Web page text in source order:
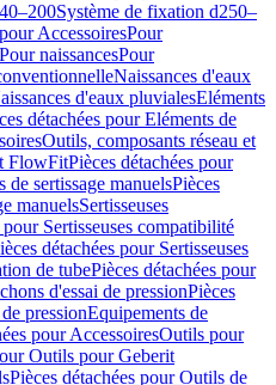
Système de fixation d250–
AccessoiresPour
naissancesPour
Naissances d'eaux
d'eaux pluvialesEléments
détachées pour Eléments de
Outils, composants réseau et
FlowFitPièces détachées pour
de sertissage manuelsPièces
manuelsSertisseuses
pour Sertisseuses compatibilité
détachées pour Sertisseuses
de tubePièces détachées pour
d'essai de pressionPièces
pressionEquipements de
pour AccessoiresOutils pour
Outils pour Geberit
Pièces détachées pour Outils de